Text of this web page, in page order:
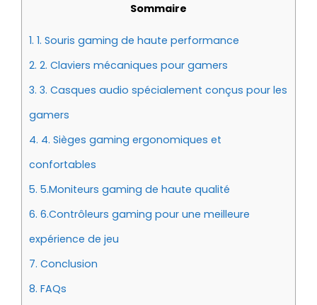
Sommaire
1. 1. Souris gaming de haute performance
2. 2. Claviers mécaniques pour gamers
3. 3. Casques audio spécialement conçus pour les
gamers
4. 4. Sièges gaming ergonomiques et
confortables
5. 5.Moniteurs gaming de haute qualité
6. 6.Contrôleurs gaming pour une meilleure
expérience de jeu
7. Conclusion
8. FAQs